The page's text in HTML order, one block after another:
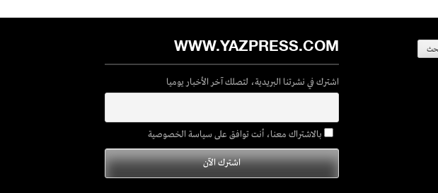
WWW.YAZPRESS.COM
اشترك في نشرتنا البريدية، لتصلك آخر الأخبار يوميا
بالاشتراك معنا، أنت توافق على سياسة الخصوصية